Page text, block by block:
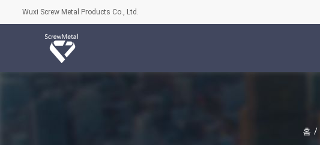
Wuxi Screw Metal Products Co., Ltd.
홈 /